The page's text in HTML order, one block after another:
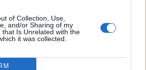
of Collection, Use,
and/or Sharing of my
that Is Unrelated with the
it was collected.